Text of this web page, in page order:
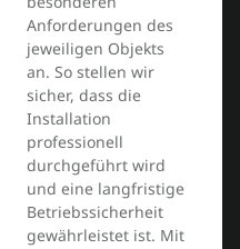
Anforderungen des
jeweiligen Objekts
an. So stellen wir
sicher, dass die
Installation
professionell
durchgeführt wird
und eine langfristige
Betriebssicherheit
gewährleistet ist. Mit